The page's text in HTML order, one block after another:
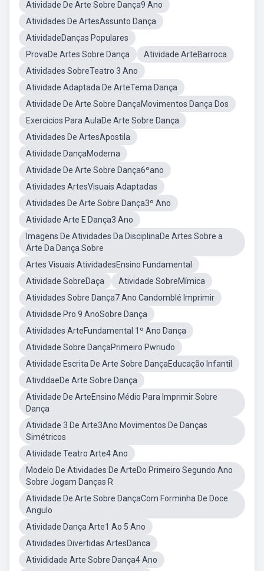
Atividade De Arte Sobre Dança9 Ano
Atividades De ArtesAssunto Dança
AtividadeDanças Populares
ProvaDe Artes Sobre Dança
Atividade ArteBarroca
Atividades SobreTeatro 3 Ano
Atividade Adaptada De ArteTema Dança
Atividade De Arte Sobre DançaMovimentos Dança Dos
Exercicios Para AulaDe Arte Sobre Dança
Atividades De ArtesApostila
Atividade DançaModerna
Atividade De Arte Sobre Dança6ºano
Atividades ArtesVisuais Adaptadas
Atividades De Arte Sobre Dança3º Ano
Atividade Arte E Dança3 Ano
Imagens De Atividades Da DisciplinaDe Artes Sobre a
Arte Da Dança Sobre
Artes Visuais AtividadesEnsino Fundamental
Atividade SobreDaça
Atividade SobreMímica
Atividades Sobre Dança7 Ano Candomblé Imprimir
Atividade Pro 9 AnoSobre Dança
Atividades ArteFundamental 1º Ano Dança
Atividade Sobre DançaPrimeiro Pwriudo
Atividade Escrita De Arte Sobre DançaEducação Infantil
AtivddaeDe Arte Sobre Dança
Atividade De ArteEnsino Médio Para Imprimir Sobre
Dança
Atividade 3 De Arte3Ano Movimentos De Danças
Simétricos
Atividade Teatro Arte4 Ano
Modelo De Atividades De ArteDo Primeiro Segundo Ano
Sobre Jogam Danças R
Atividade De Arte Sobre DançaCom Forminha De Doce
Angulo
Atividade Dança Arte1 Ao 5 Ano
Atividades Divertidas ArtesDanca
Ativididade Arte Sobre Dança4 Ano